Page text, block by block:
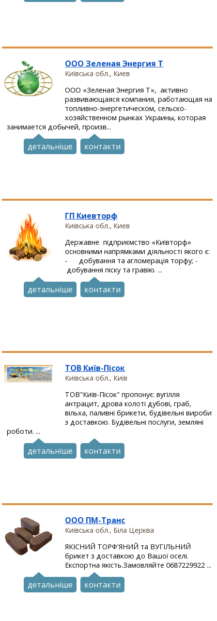
ООО Зеленая Энергия Т
Київська обл., Киев
ООО «Зеленая Энергия Т», активно
развивающаяся компания, работающая на
топливно-энергетическом, сельско-
хозяйственном рынках Украины, которая
занимается добычей, произв...
детальніше контакти
ГП Киевторф
Київська обл., Киев
Державне підприємство «Київторф»
основними напрямками діяльності якого є:
- добування та агломерація торфу; -
добування піску та гравію. ...
детальніше контакти
ТОВ Київ-Пісок
Київська обл., Київ
ТОВ"Київ-Пісок" пропонує: вугілля
антрацит, дрова колоті дубові, граб,
вільха, паливні брикети, будівельні вироби
з доставкою. Будівельні послуги, земляні
роботи. ...
детальніше контакти
ООО ПМ-Транс
Київська обл., Біла Церква
ЯКІСНИЙ ТОРФ'ЯНИЙ та ВУГІЛЬНИЙ
брикет з доставкою до Вашої оселі.
Експортна якість.Замовляйте 0687229922 ...
детальніше контакти